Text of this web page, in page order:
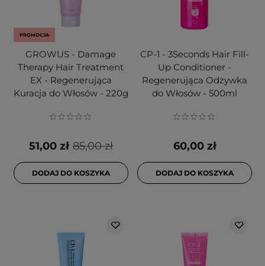
PROMOCJA
GROWUS - Damage
Therapy Hair Treatment
EX - Regenerująca
Kuracja do Włosów - 220g
85,00 zł
51,00 zł
DODAJ DO KOSZYKA
CP-1 - 3Seconds Hair Fill-
Up Conditioner -
Regenerująca Odżywka
do Włosów - 500ml
60,00 zł
DODAJ DO KOSZYKA